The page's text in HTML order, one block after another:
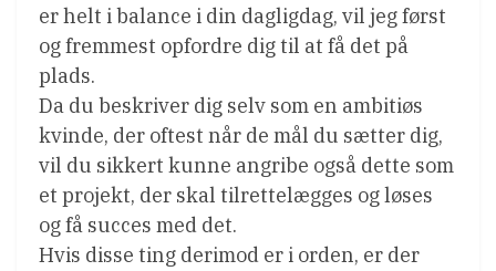
er helt i balance i din dagligdag, vil jeg først
og fremmest opfordre dig til at få det på
plads.
Da du beskriver dig selv som en ambitiøs
kvinde, der oftest når de mål du sætter dig,
vil du sikkert kunne angribe også dette som
et projekt, der skal tilrettelægges og løses
og få succes med det.
Hvis disse ting derimod er i orden, er der